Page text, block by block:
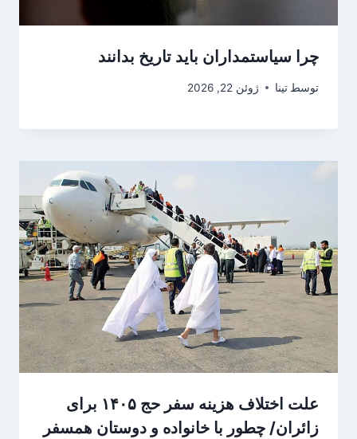
چرا سیاستمداران باید تاریخ بدانند
توسط تینا ژوئن 22, 2026
علت اختلاف هزینه سفر حج ۱۴۰۵ برای
زائران/ چطور با خانواده و دوستان همسفر